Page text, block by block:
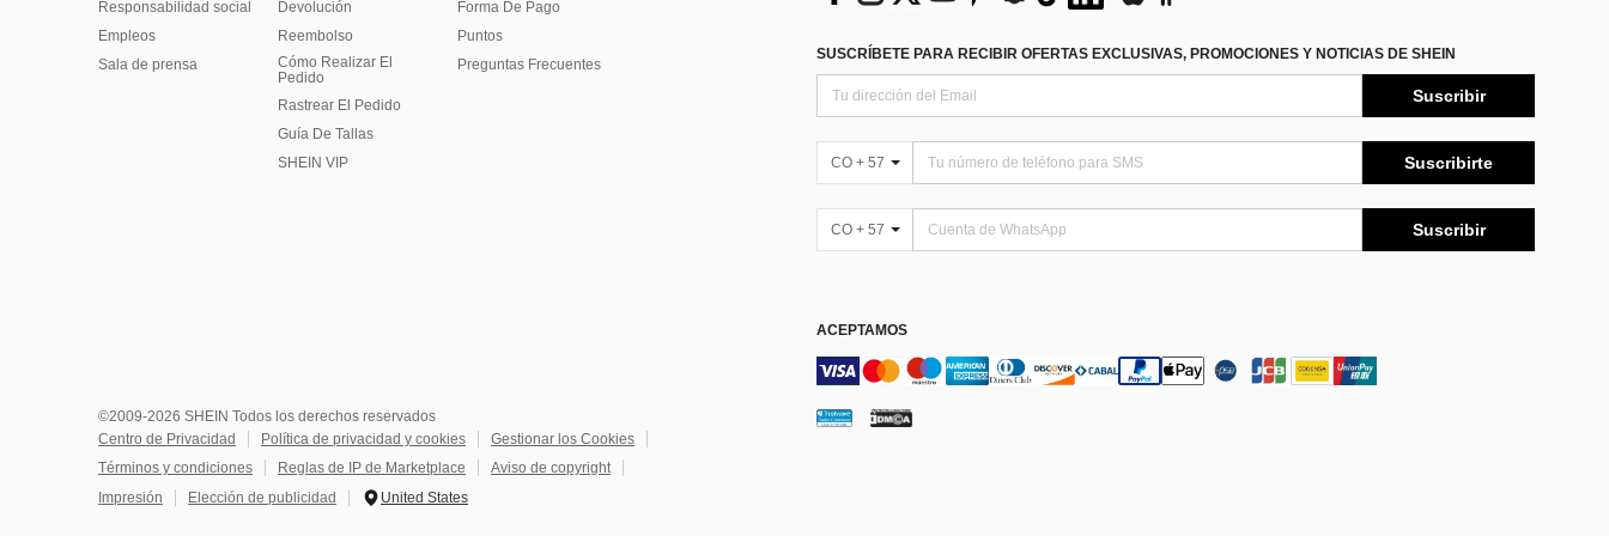
Responsabilidad social
Empleos
Sala de prensa
Devolución
Reembolso
Cómo Realizar El
Pedido
Rastrear El Pedido
Guía De Tallas
SHEIN VIP
Forma De Pago
Puntos
Preguntas Frecuentes
SUSCRÍBETE PARA RECIBIR OFERTAS EXCLUSIVAS, PROMOCIONES Y NOTICIAS DE SHEIN
Suscribir
CO + 57 Suscribirte
CO + 57 Suscribir
ACEPTAMOS
©2009-2026 SHEIN Todos los derechos reservados
Centro de Privacidad
Política de privacidad y cookies
Gestionar los Cookies
Términos y condiciones
Reglas de IP de Marketplace
Aviso de copyright
Impresión
Elección de publicidad United States